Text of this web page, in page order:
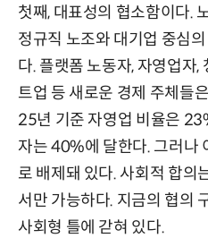
첫째, 대표성의 협소함이다.
정규직 노조와 대기업 중심
다. 플랫폼 노동자, 자영업자,
트업 등 새로운 경제 주체들
25년 기준 자영업 비율은
자는 40%에 달한다. 그러나
로 배제돼 있다. 사회적 합의
서만 가능하다. 지금의 협의
사회형 틀에 갇혀 있다.